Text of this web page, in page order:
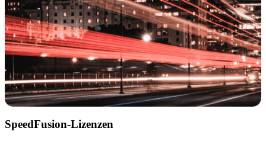
SpeedFusion-Lizenzen